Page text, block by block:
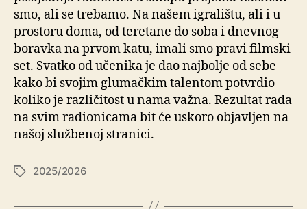
smo, ali se trebamo. Na našem igralištu, ali i u
prostoru doma, od teretane do soba i dnevnog
boravka na prvom katu, imali smo pravi filmski
set. Svatko od učenika je dao najbolje od sebe
kako bi svojim glumačkim talentom potvrdio
koliko je različitost u nama važna. Rezultat rada
na svim radionicama bit će uskoro objavljen na
našoj službenoj stranici.
2025/2026